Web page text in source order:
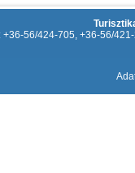
+36-56/424-705, +36-56/